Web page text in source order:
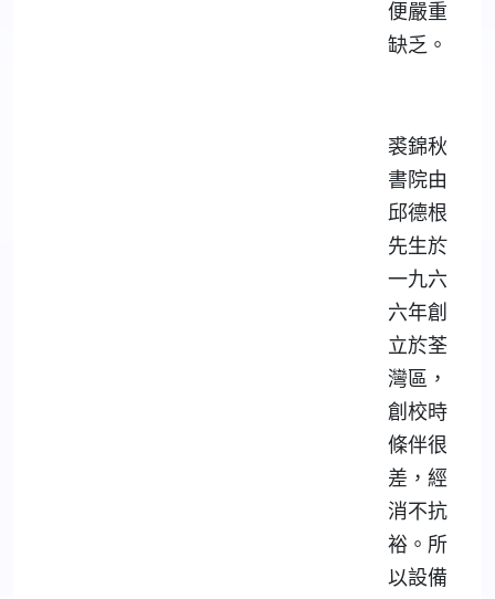
便嚴重
缺乏。
裘錦秋
書院由
邱德根
先生於
一九六
六年創
立於荃
灣區，
創校時
條伴很
差，經
消不抗
裕。所
以設備